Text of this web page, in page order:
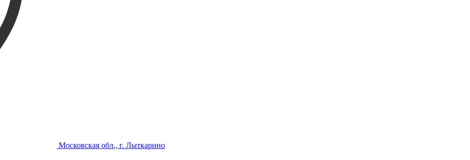
Московская обл., г. Лыткарино